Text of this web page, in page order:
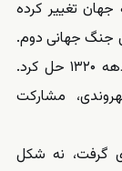
تغییر کرده
جنگ جهانی دوم.
امروز مسئله آزربایجان را نمی‌توان با الگوهای دهه ۱۳۲۰ حل کرد.
مشارکت
گرفت، نه شکل